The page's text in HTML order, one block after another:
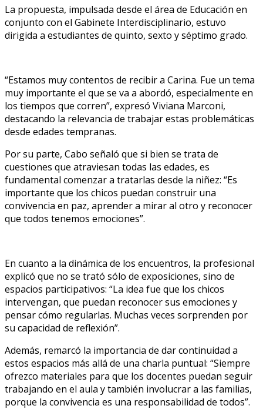
La propuesta, impulsada desde el área de Educación en
conjunto con el Gabinete Interdisciplinario, estuvo
dirigida a estudiantes de quinto, sexto y séptimo grado.
“Estamos muy contentos de recibir a Carina. Fue un tema
muy importante el que se va a abordó, especialmente en
los tiempos que corren”, expresó Viviana Marconi,
destacando la relevancia de trabajar estas problemáticas
desde edades tempranas.
Por su parte, Cabo señaló que si bien se trata de
cuestiones que atraviesan todas las edades, es
fundamental comenzar a tratarlas desde la niñez: “Es
importante que los chicos puedan construir una
convivencia en paz, aprender a mirar al otro y reconocer
que todos tenemos emociones”.
En cuanto a la dinámica de los encuentros, la profesional
explicó que no se trató sólo de exposiciones, sino de
espacios participativos: “La idea fue que los chicos
intervengan, que puedan reconocer sus emociones y
pensar cómo regularlas. Muchas veces sorprenden por
su capacidad de reflexión”.
Además, remarcó la importancia de dar continuidad a
estos espacios más allá de una charla puntual: “Siempre
ofrezco materiales para que los docentes puedan seguir
trabajando en el aula y también involucrar a las familias,
porque la convivencia es una responsabilidad de todos”.